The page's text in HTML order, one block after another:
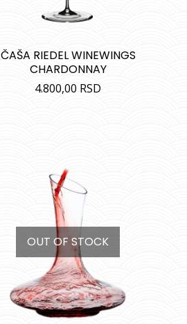
ČAŠA RIEDEL WINEWINGS
CHARDONNAY
4.800,00 RSD
OUT OF STOCK